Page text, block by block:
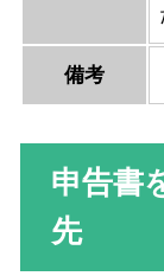
備考
申告書
先